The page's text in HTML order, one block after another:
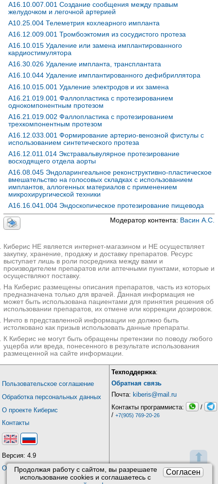
⬆
Согласен
Продолжая работу с сайтом, вы разрешаете
использование сookies и соглашаетесь с
A16.10.007.001 Создание сообщения между правым
желудочком и легочной артерией
A10.25.004 Телеметрия кохлеарного импланта
A16.12.009.001 Тромбоэктомия из сосудистого протеза
A16.10.015 Удаление или замена имплантированного
кардиостимулятора
A16.30.026 Удаление импланта, трансплантата
A16.10.044 Удаление имплантированного дефибриллятора
A16.10.015.001 Удаление электродов и их замена
A16.21.019.001 Фаллопластика с протезированием
однокомпонентным протезом
A16.21.019.002 Фаллопластика с протезированием
трехкомпонентным протезом
A16.12.033.001 Формирование артерио-венозной фистулы с
использованием синтетического протеза
A16.12.011.014 Экстравальвулярное протезирование
восходящего отдела аорты
A16.08.045 Эндоларингеальное реконструктивно-пластическое
вмешательство на голосовых складках с использованием
имплантов, аллогенных материалов с применением
микрохирургической техники
A16.16.041.004 Эндоскопическое протезирование пищевода
Модератор контента: Васин А.С.
Киберис НЕ является интернет-магазином и НЕ осуществляет
закупку, хранение, продажу и доставку препаратов. Ресурс
выступает лишь в роли посредника между вами и
производителем препаратов или аптечными пунктами, которые и
осуществляют поставку.
На Киберис размещены описания препаратов, часть из которых
предназначена только для врачей. Данная информация не
может быть использована пациентами для принятия решения об
использовании препаратов, их отмене или коррекции дозировок.
Ничто в представленной информации не должно быть
истолковано как призыв использовать данные препараты.
К Киберис не могут быть обращены претензии по поводу любого
ущерба или вреда, понесенного в результате использования
размещенной на сайте информации.
Пользовательское соглашение
Обработка персональных данных
О проекте Киберис
Контакты
Версия: 4.9
Обновления
Техподдержка:
Обратная связь
Почта: kiberis@mail.ru
Контакты программиста:
/
/ +7(905) 769-20-26